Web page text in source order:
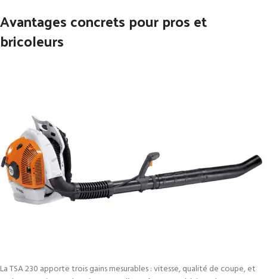
Avantages concrets pour pros et
bricoleurs
La TSA 230 apporte trois gains mesurables : vitesse, qualité de coupe, et